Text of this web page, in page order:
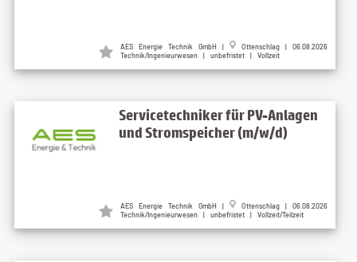
AES Energie Technik GmbH | Ottenschlag | 06.08.2026
Technik/Ingenieurwesen | unbefristet | Vollzeit
Servicetechniker für PV-Anlagen
und Stromspeicher (m/w/d)
AES Energie Technik GmbH | Ottenschlag | 06.08.2026
Technik/Ingenieurwesen | unbefristet | Vollzeit/Teilzeit